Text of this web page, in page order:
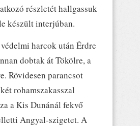
részletét hallgassuk
készült interjúban.
harcok után Érdre
dobtak át Tökölre, a
Rövidesen parancsot
rohamszakasszal
a Kis Dunánál fekvő
Angyal-szigetet. A